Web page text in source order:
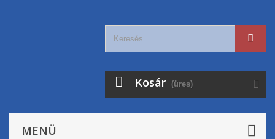
Kosár (üres)
MENÜ